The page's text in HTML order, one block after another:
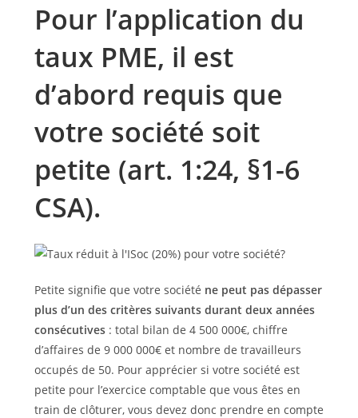
Pour l’application du
taux PME, il est
d’abord requis que
votre société soit
petite (art. 1:24, §1-6
CSA).
Petite signifie que votre société ne peut pas dépasser
plus d’un des critères suivants durant deux années
consécutives: total bilan de 4 500 000€, chiffre
d’affaires de 9 000 000€ et nombre de travailleurs
occupés de 50. Pour apprécier si votre société est
petite pour l’exercice comptable que vous êtes en
train de clôturer, vous devez donc prendre en compte